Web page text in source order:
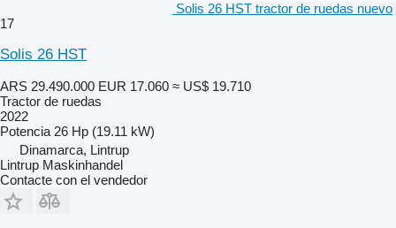
Solis 26 HST tractor de ruedas nuevo
17
Solis 26 HST
ARS 29.490.000 EUR 17.060 ≈ US$ 19.710
Tractor de ruedas
2022
Potencia 26 Hp (19.11 kW)
Dinamarca, Lintrup
Lintrup Maskinhandel
Contacte con el vendedor